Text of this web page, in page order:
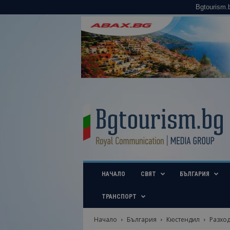
u
i
b
НАЧАЛО СВЯТ БЪЛГАРИЯ
ТРАНСПОРТ
Начало България Кюстендил